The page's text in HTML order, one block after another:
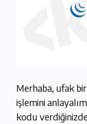
Merhaba, ufak
işlemini
kodu